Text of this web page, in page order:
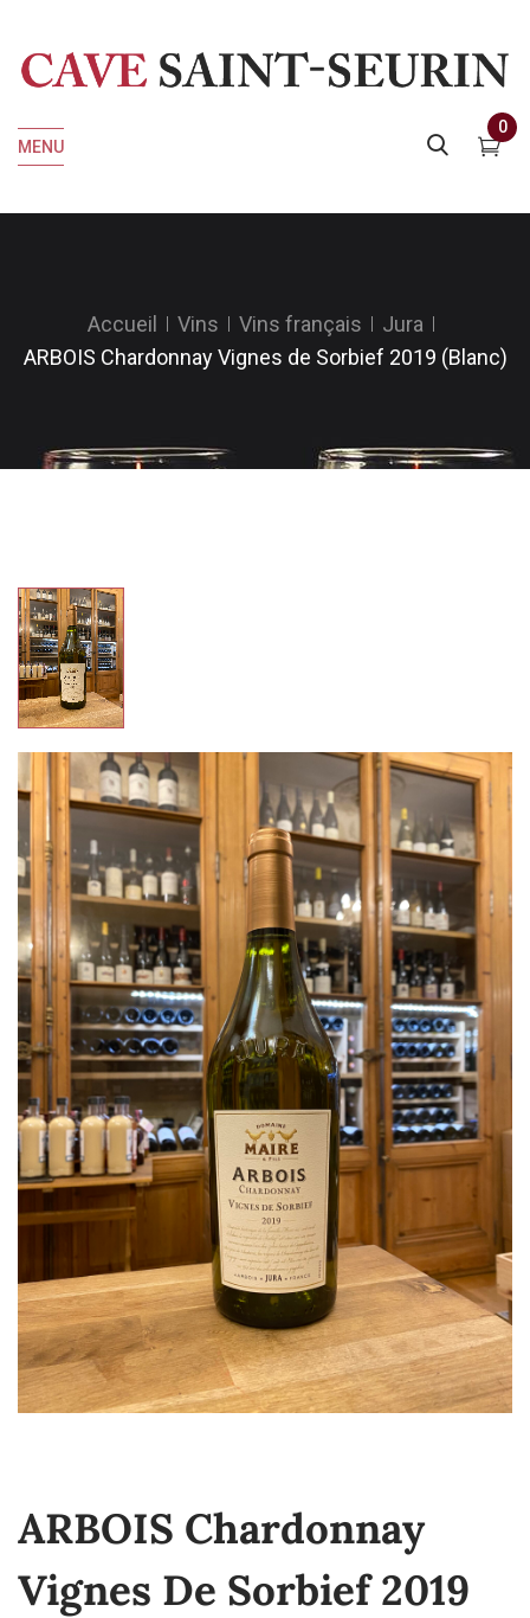
MENU
0
Accueil Vins Vins français
Jura
ARBOIS Chardonnay Vignes de Sorbief 2019 (Blanc)
ARBOIS Chardonnay
Vignes De Sorbief 2019